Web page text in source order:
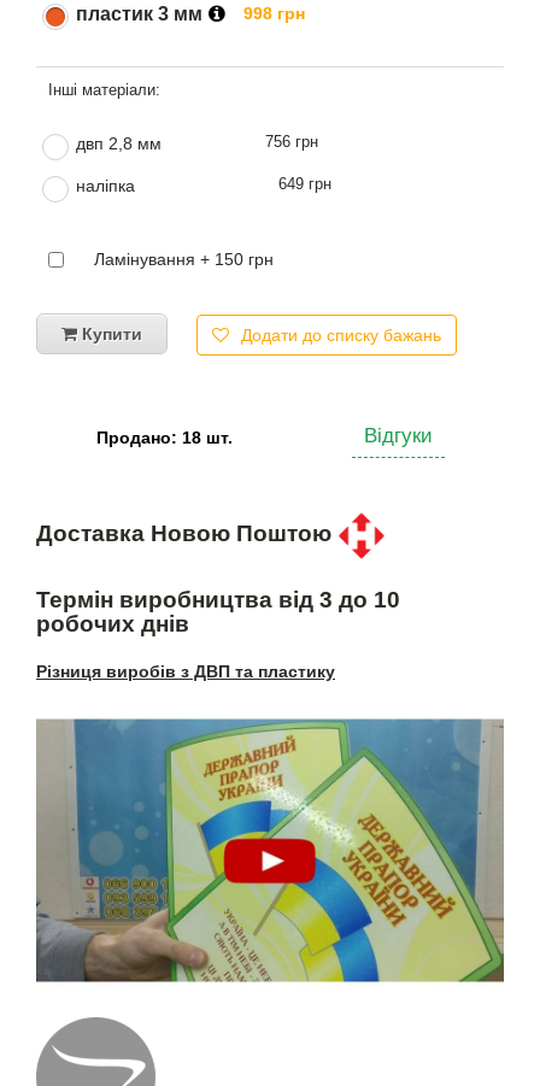
пластик 3 мм 998 грн
двп 2,8 мм 756 грн
наліпка 649 грн
Ламінування + 150 грн
Купити Додати до списку бажань
Продано: 18 шт. Відгуки
Доставка Новою Поштою
Термін виробництва від 3 до 10
робочих днів
Різниця виробів з ДВП та пластику